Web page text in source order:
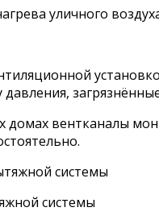
уличного
домах вентканалы
системы